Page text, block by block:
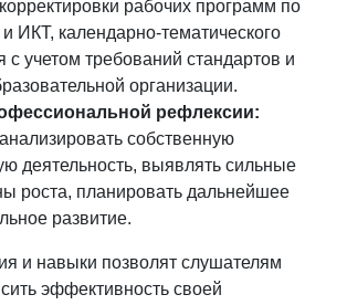
рабочих программ по
ИКТ, календарно-тематического
с учетом требований стандартов и
организации.
рефлексии:
собственную
деятельность, выявлять сильные
роста, планировать дальнейшее
развитие.
и навыки позволят слушателям
эффективность своей